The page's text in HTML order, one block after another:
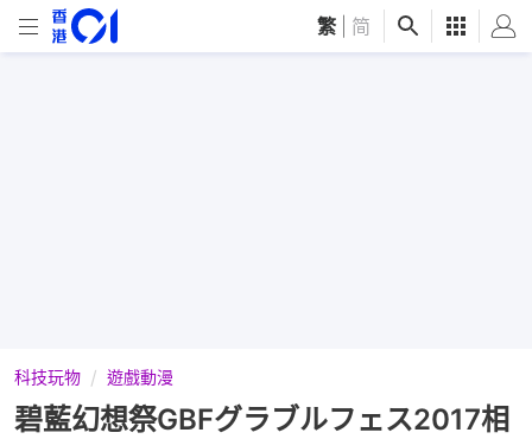
繁 简
科技玩物 遊戲動漫
碧藍幻想祭GBFグラブルフェス2017相